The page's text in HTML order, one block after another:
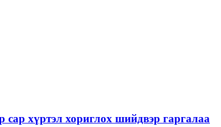
хүртэл хориглох шийдвэр гаргалаа